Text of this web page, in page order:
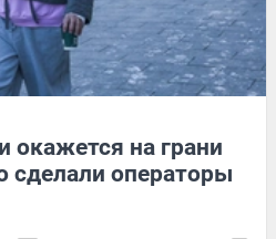
окажется на грани
сделали операторы